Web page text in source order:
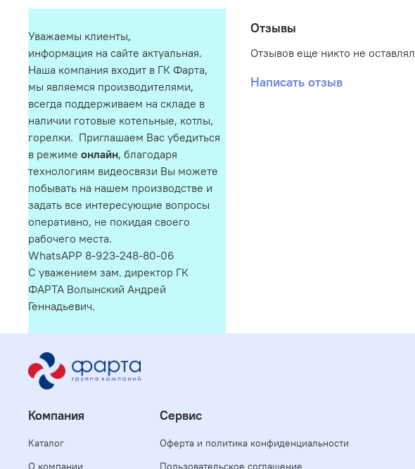
Отзывы
Отзывов еще никто не оставлял
Написать отзыв
Уважаемы клиенты,
информация на сайте актуальная.
Наша компания входит в ГК Фарта,
мы являемся производителями,
всегда поддерживаем на складе в
наличии готовые котельные, котлы,
горелки. Приглашаем Вас убедиться
в режиме онлайн, благодаря
технологиям видеосвязи Вы можете
побывать на нашем производстве и
задать все интересующие вопросы
оперативно, не покидая своего
рабочего места.
WhatsAPP 8-923-248-80-06
С уважением зам. директор ГК
ФАРТА Волынский Андрей
Геннадьевич.
Компания
Каталог
О компании
Сервис
Оферта и политика конфиденциальности
Пользовательское соглашение